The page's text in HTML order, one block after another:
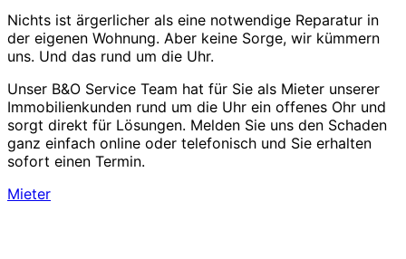
Nichts ist ärgerlicher als eine notwendige Reparatur in
der eigenen Wohnung. Aber keine Sorge, wir kümmern
uns. Und das rund um die Uhr.
Unser B&O Service Team hat für Sie als Mieter unserer
Immobilienkunden rund um die Uhr ein offenes Ohr und
sorgt direkt für Lösungen. Melden Sie uns den Schaden
ganz einfach online oder telefonisch und Sie erhalten
sofort einen Termin.
Mieter